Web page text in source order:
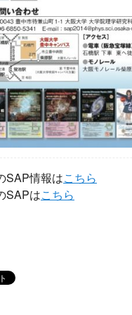
SAP情報はこちら
SAPはこちら